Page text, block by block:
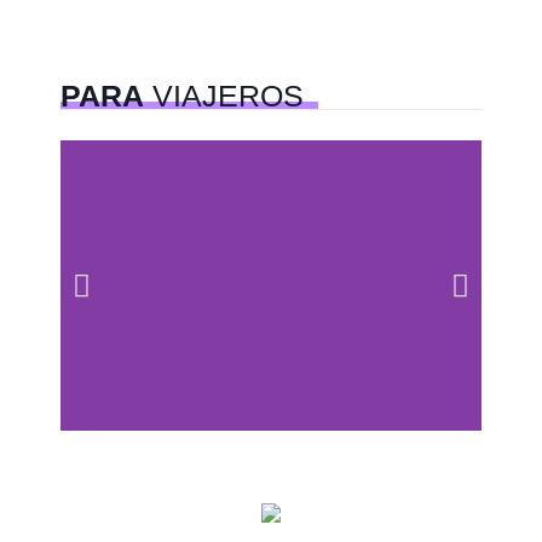
PARAVIAJEROS
PetFriendly en la CDMX